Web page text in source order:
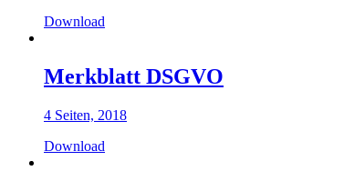
Download
Merkblatt DSGVO
4 Seiten, 2018
Download